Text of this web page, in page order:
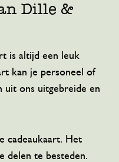
Dille &
is altijd een leuk
kan je personeel of
uit ons uitgebreide en
cadeaukaart. Het
delen te besteden.